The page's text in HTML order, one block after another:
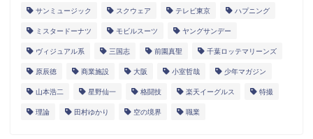
サンミュージック スクウェア テレビ東京 ハプニング
ミスタードーナツ モビルスーツ ヤングサンデー
ヴィジュアル系 三国志 前園真聖 千葉ロッテマリーンズ
原辰徳 商業施設 大阪 小室哲哉 少年マガジン
山本浩二 星野仙一 格闘技 楽天イーグルス 特撮
理論 田村ゆかり 空の境界 職業